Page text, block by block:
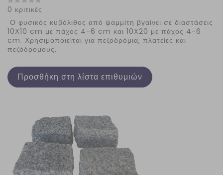
0 κριτικές
Ο φυσικός κυβόλιθος από ψαμμίτη βγαίνει σε διαστάσεις
10Χ10 cm με πάχος 4-6 cm και 10X20 με πάχος 4-6
cm. Χρησιμοποιείται για πεζοδρόμια, πλατείες και
πεζόδρομους.
Προσθήκη στη λίστα επιθυμιών